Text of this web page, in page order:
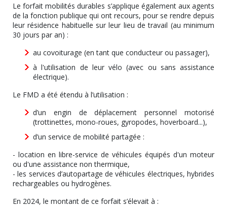
Le forfait mobilités durables s’applique également aux agents
de la fonction publique qui ont recours, pour se rendre depuis
leur résidence habituelle sur leur lieu de travail (au minimum
30 jours par an) :
au covoiturage (en tant que conducteur ou passager),
à l'utilisation de leur vélo (avec ou sans assistance
électrique).
Le FMD a été étendu à l’utilisation :
d’un engin de déplacement personnel motorisé
(trottinettes, mono-roues, gyropodes, hoverboard...),
d’un service de mobilité partagée :
- location en libre-service de véhicules équipés d'un moteur
ou d'une assistance non thermique,
- les services d’autopartage de véhicules électriques, hybrides
rechargeables ou hydrogènes.
En 2024, le montant de ce forfait s’élevait à :